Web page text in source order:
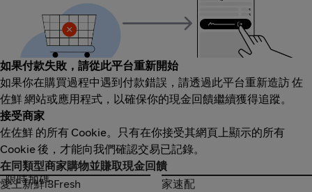
如果付款失敗，請從此平台重新開始
如果你在購買過程中遇到付款錯誤，請透過此平台重新造訪 佐
佐鮮 網站或應用程式，以確保你的現金回饋繼續獲得追蹤。
接受商家
佐佐鮮 的所有 Cookie。只有在你接受其網頁上顯示的所有
Cookie 後，才能向我們確認交易已記錄。
在同類型商家購物並賺取現金回饋
愛上新鮮i3Fresh
限時加碼
愛上新鮮i3Fresh
家速配
家速配